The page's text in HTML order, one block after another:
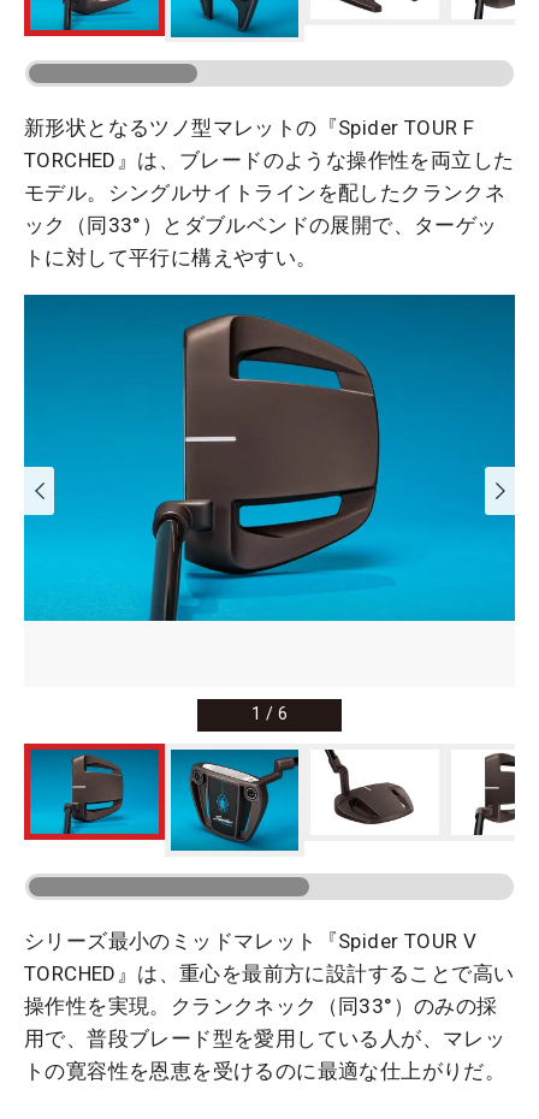
新形状となるツノ型マレットの『Spider TOUR F
TORCHED』は、ブレードのような操作性を両立した
モデル。シングルサイトラインを配したクランクネ
ック（同33°）とダブルベンドの展開で、ターゲッ
トに対して平行に構えやすい。
1 / 6
シリーズ最小のミッドマレット『Spider TOUR V
TORCHED』は、重心を最前方に設計することで高い
操作性を実現。クランクネック（同33°）のみの採
用で、普段ブレード型を愛用している人が、マレッ
トの寛容性を恩恵を受けるのに最適な仕上がりだ。